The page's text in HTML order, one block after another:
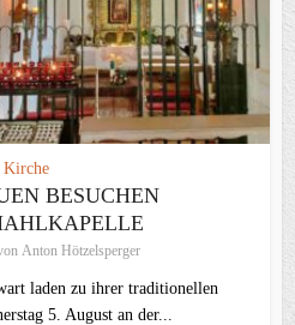
Kirche
BESUCHEN
Anton Hötzelsperger
laden zu ihrer traditionellen
5. August an der...